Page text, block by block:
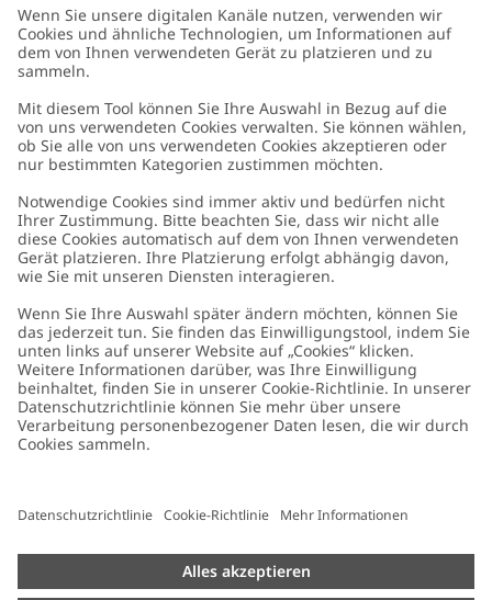
Schicken
Kundenservice
Kontaktieren Sie uns
FAQ
Barrierefreiheit
Datenschutzrichtlinie
Cookie-Richtlinie
Größenratgeber
Über uns
Über Newbie
Nachhaltigkeit
Impressum
Presse
Germany Standort ändern
Cookies